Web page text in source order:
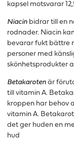
kapsel motsvarar
Niacin bidrar till en
rodnader. Niacin
bevarar fukt bättre
personer med
skönhetsprodukter
Betakaroten är
till vitamin A.
kroppen har behov
vitamin A.
det ger huden en
hud